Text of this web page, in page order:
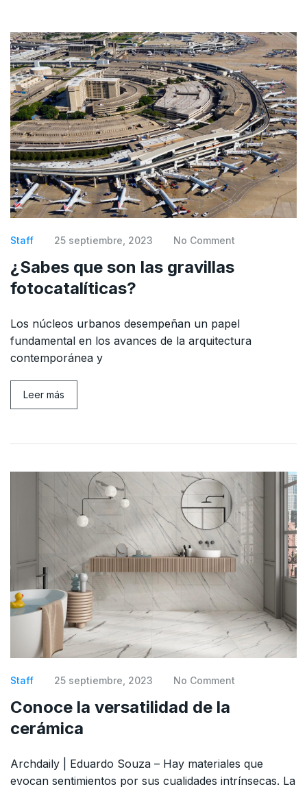
Staff 25 septiembre, 2023 No Comment
¿Sabes que son las gravillas
fotocatalíticas?
Los núcleos urbanos desempeñan un papel
fundamental en los avances de la arquitectura
contemporánea y
Leer más
Staff 25 septiembre, 2023 No Comment
Conoce la versatilidad de la
cerámica
Archdaily | Eduardo Souza – Hay materiales que
evocan sentimientos por sus cualidades intrínsecas. La